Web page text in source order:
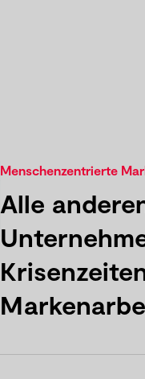
Menschenzentrierte
Alle